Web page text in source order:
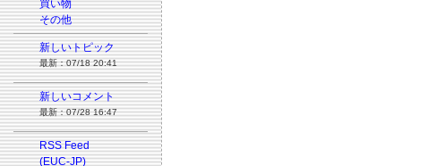
買い物
その他
新しいトピック
最新：07/18 20:41
新しいコメント
最新：07/28 16:47
RSS Feed
(EUC-JP)